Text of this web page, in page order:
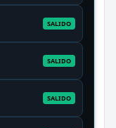
SALIDO
SALIDO
SALIDO